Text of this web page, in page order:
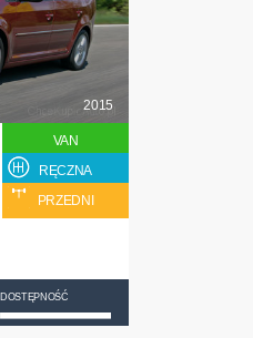
2015
VAN
RĘCZNA
PRZEDNI
DOSTĘPNOŚĆ